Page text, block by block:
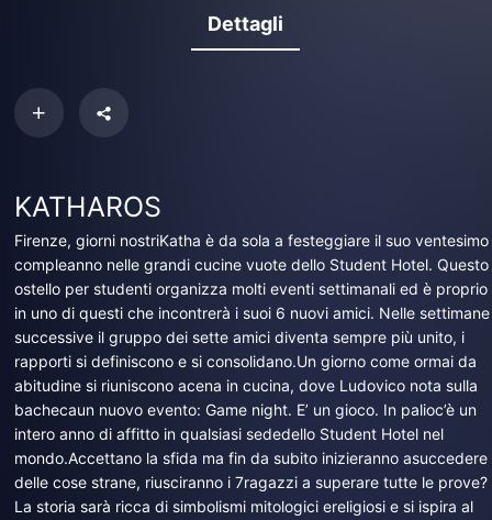
Dettagli
KATHAROS
Firenze, giorni nostriKatha è da sola a festeggiare il suo ventesimo
compleanno nelle grandi cucine vuote dello Student Hotel. Questo
ostello per studenti organizza molti eventi settimanali ed è proprio
in uno di questi che incontrerà i suoi 6 nuovi amici. Nelle settimane
successive il gruppo dei sette amici diventa sempre più unito, i
rapporti si definiscono e si consolidano.Un giorno come ormai da
abitudine si riuniscono acena in cucina, dove Ludovico nota sulla
bachecaun nuovo evento: Game night. E’ un gioco. In palioc’è un
intero anno di affitto in qualsiasi sededello Student Hotel nel
mondo.Accettano la sfida ma fin da subito inizieranno asuccedere
delle cose strane, riusciranno i 7ragazzi a superare tutte le prove?
La storia sarà ricca di simbolismi mitologici ereligiosi e si ispira al